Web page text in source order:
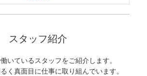
スタッフ紹介
いているスタッフをご紹介します。
く真面目に仕事に取り組んでいます。